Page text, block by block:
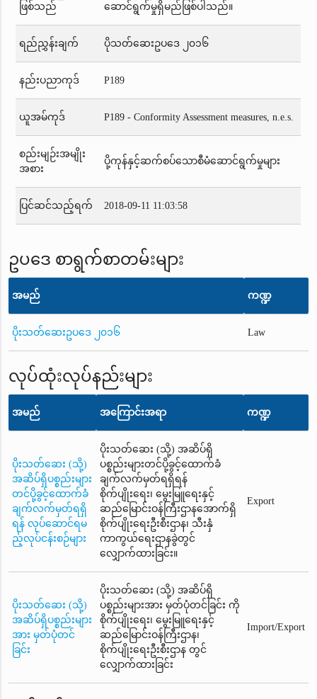
ဖြစ်သည်
ဆောင်ရွက်မှုရှိမည်ဖြစ်ပါသည်။
ရည်ညွှန်းချက် ပိုသတ်ဆေးဥပဒေ ၂၀၁၆
နည်းပညာကုဒ် P189
ယူအမ်ကုဒ် P189 - Conformity Assessment measures, n.e.s.
စည်းမျဉ်းအမျိုး
အစား
ပို့ကုန်နှင့်ဆက်စပ်သောစီမံဆောင်ရွက်မှုများ
ပြင်ဆင်သည့်ရက် 2018-09-11 11:03:58
ဥပဒေ စာရွက်စာတမ်းများ
အမည် ကဏ္ဍ
ပိုးသတ်ဆေးဥပဒေ ၂၀၁၆ Law
လုပ်ထုံးလုပ်နည်းများ
အမည် အကြောင်းအရာ ကဏ္ဍ
ပိုးသတ်ဆေး (သို့)
အဆိပ်ရှိပစ္စည်းများ
တင်ပို့ခွင့်ထောက်ခံ
ချက်လက်မှတ်ရရှိ
ရန် လုပ်ဆောင်ရမ
ည့်လုပ်ငန်းစဉ်များ
ပိုးသတ်ဆေး (သို့) အဆိပ်ရှိ
ပစ္စည်းများတင်ပို့ခွင့်ထောက်ခံ
ချက်လက်မှတ်ရရှိရန်
စိုက်ပျိုးရေး၊ မွေးမြူရေးနှင့်
ဆည်မြောင်းဝန်ကြီးဌာနအောက်ရှိ
စိုက်ပျိုးရေးဦးစီးဌာန၊ သီးနှံ
ကာကွယ်ရေးဌာနခွဲတွင်
လျှောက်ထားခြင်း။
Export
ပိုးသတ်ဆေး (သို့)
အဆိပ်ရှိပစ္စည်းများ
အား မှတ်ပုံတင်
ခြင်း
ပိုးသတ်ဆေး (သို့) အဆိပ်ရှိ
ပစ္စည်းများအား မှတ်ပုံတင်ခြင်း ကို
စိုက်ပျိုးရေး၊ မွေးမြူရေးနှင့်
ဆည်မြောင်းဝန်ကြီးဌာန၊
စိုက်ပျိုးရေးဦးစီးဌာန တွင်
လျှောက်ထားခြင်း
Import/Export